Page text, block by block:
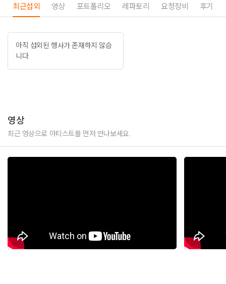
최근섭외 영상 포트폴리오 레파토리 요청장비 후기
아직 섭외된 행사가 존재하지 않습
니다.
영상
최근 영상으로 아티스트를 먼저 만나보세요.